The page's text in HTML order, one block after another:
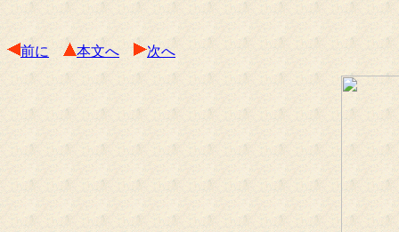
前に 本文へ 次へ